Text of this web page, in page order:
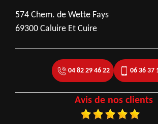
574 Chem. de Wette Fays
69300 Caluire Et Cuire
04 82 29 46 22 06 36 37
Avis de nos clients